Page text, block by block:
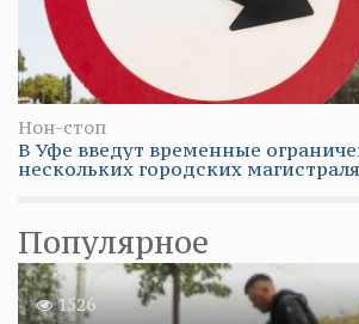
Нон-стоп
В Уфе введут временные
нескольких городских
Популярное
1526